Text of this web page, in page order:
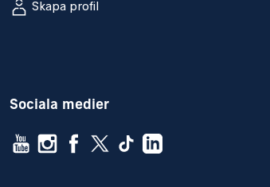
Skapa profil
Sociala medier